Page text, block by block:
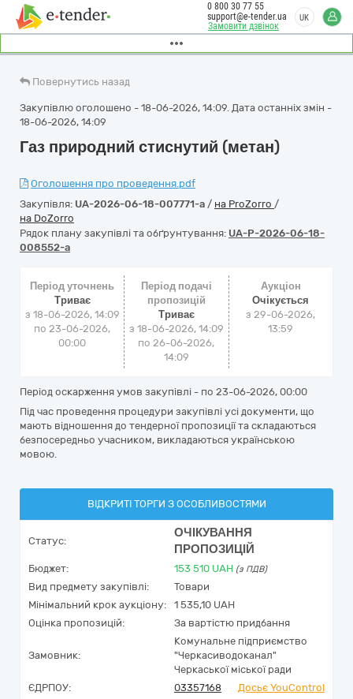
Замовити дзвінок
0 800 30 77 55
support@e-tender.ua
UK
Повернутись назад
Закупівлю оголошено - 18-06-2026, 14:09. Дата останніх змін -
18-06-2026, 14:09
Газ природний стиснутий (метан)
Оголошення про проведення.pdf
Закупівля: UA-2026-06-18-007771-a / на ProZorro /
на DoZorro
Рядок плану закупівлі та обґрунтування: UA-P-2026-06-18-
008552-a
Період уточнень
Триває
з 18-06-2026, 14:09
по 23-06-2026,
00:00
Період подачі
пропозицій
Триває
з 18-06-2026, 14:09
по 26-06-2026,
14:09
Аукціон
Очікується
з29-06-2026,
13:59
Період оскарження умов закупівлі - по 23-06-2026, 00:00
Під час проведення процедури закупівлі усі документи, що
мають відношення до тендерної пропозиції та складаються
безпосередньо учасником, викладаються українською
мовою.
ВІДКРИТІ ТОРГИ З ОСОБЛИВОСТЯМИ
Статус:
ОЧІКУВАННЯ
ПРОПОЗИЦІЙ
Бюджет: 153 510 UAH (з ПДВ)
Вид предмету закупівлі:
Товари
Мінімальний крок аукціону:
1 535,10 UAH
Оцінка пропозицій:
За вартістю придбання
Замовник:
Комунальне підприємство
"Черкасиводоканал"
Черкаської міської ради
ЄДРПОУ:
03357168
Досьє YouControl